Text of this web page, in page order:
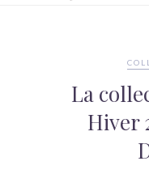
La
Hiver